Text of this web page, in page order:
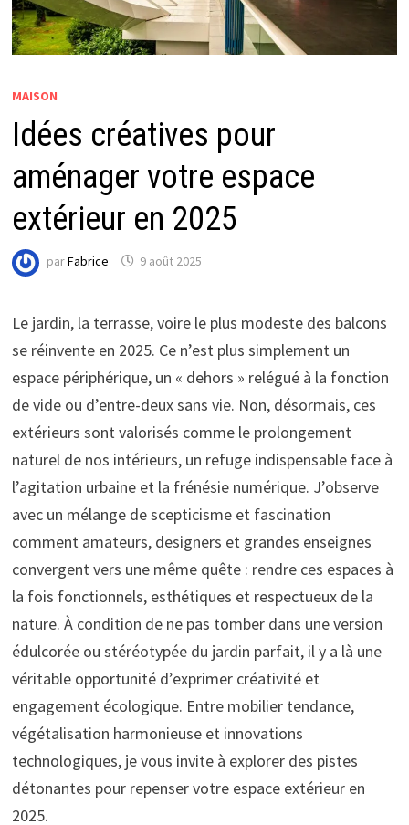
MAISON
Idées créatives pour
aménager votre espace
extérieur en 2025
parFabrice 9 août 2025
Le jardin, la terrasse, voire le plus modeste des balcons
se réinvente en 2025. Ce n’est plus simplement un
espace périphérique, un « dehors » relégué à la fonction
de vide ou d’entre-deux sans vie. Non, désormais, ces
extérieurs sont valorisés comme le prolongement
naturel de nos intérieurs, un refuge indispensable face à
l’agitation urbaine et la frénésie numérique. J’observe
avec un mélange de scepticisme et fascination
comment amateurs, designers et grandes enseignes
convergent vers une même quête : rendre ces espaces à
la fois fonctionnels, esthétiques et respectueux de la
nature. À condition de ne pas tomber dans une version
édulcorée ou stéréotypée du jardin parfait, il y a là une
véritable opportunité d’exprimer créativité et
engagement écologique. Entre mobilier tendance,
végétalisation harmonieuse et innovations
technologiques, je vous invite à explorer des pistes
détonantes pour repenser votre espace extérieur en
2025.